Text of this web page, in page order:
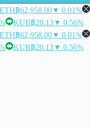
ETH฿62,958.00▼ 0.01%
KUB฿20.13▼ 0.56%
ETH฿62,958.00▼ 0.01%
KUB฿20.13▼ 0.56%